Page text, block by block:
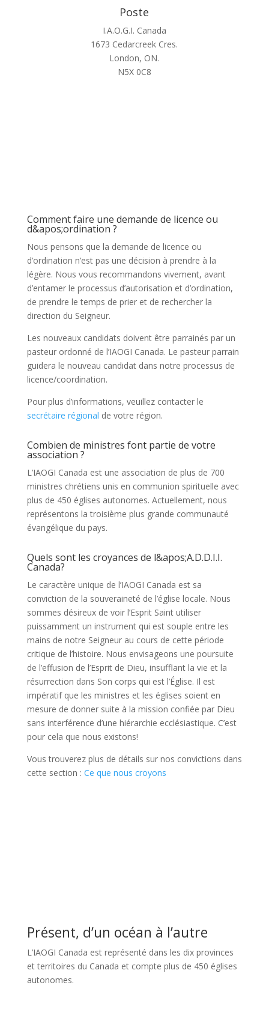
Poste
I.A.O.G.I. Canada
1673 Cedarcreek Cres.
London, ON.
N5X 0C8
Comment faire une demande de licence ou
d&apos;ordination ?
Nous pensons que la demande de licence ou
d’ordination n’est pas une décision à prendre à la
légère. Nous vous recommandons vivement, avant
d’entamer le processus d’autorisation et d’ordination,
de prendre le temps de prier et de rechercher la
direction du Seigneur.
Les nouveaux candidats doivent être parrainés par un
pasteur ordonné de l’IAOGI Canada. Le pasteur parrain
guidera le nouveau candidat dans notre processus de
licence/coordination.
Pour plus d’informations, veuillez contacter le
secrétaire régional de votre région.
Combien de ministres font partie de votre
association ?
L’IAOGI Canada est une association de plus de 700
ministres chrétiens unis en communion spirituelle avec
plus de 450 églises autonomes. Actuellement, nous
représentons la troisième plus grande communauté
évangélique du pays.
Quels sont les croyances de l&apos;A.D.D.I.I.
Canada?
Le caractère unique de l’IAOGI Canada est sa
conviction de la souveraineté de l’église locale. Nous
sommes désireux de voir l’Esprit Saint utiliser
puissamment un instrument qui est souple entre les
mains de notre Seigneur au cours de cette période
critique de l’histoire. Nous envisageons une poursuite
de l’effusion de l’Esprit de Dieu, insufflant la vie et la
résurrection dans Son corps qui est l’Église. Il est
impératif que les ministres et les églises soient en
mesure de donner suite à la mission confiée par Dieu
sans interférence d’une hiérarchie ecclésiastique. C’est
pour cela que nous existons!
Vous trouverez plus de détails sur nos convictions dans
cette section : Ce que nous croyons
Présent, d’un océan à l’autre
L’IAOGI Canada est représenté dans les dix provinces
et territoires du Canada et compte plus de 450 églises
autonomes.